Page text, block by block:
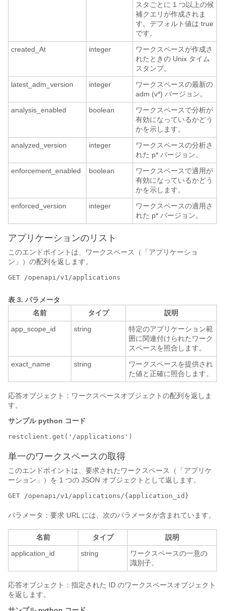
スタごとに 1 つ以上の候
補クエリが作成されま
す。デフォルト値は true
です。
created_At
integer
ワークスペースが作成さ
れたときの Unix タイム
スタンプ。
latest_adm_version
integer
ワークスペースの最新の
adm (v*) バージョン。
analysis_enabled
boolean
ワークスペースで分析が
有効になっているかどう
かを示します。
analyzed_version
integer
ワークスペースの分析さ
れた p* バージョン。
enforcement_enabled
boolean
ワークスペースで適用が
有効になっているかどう
かを示します。
enforced_version
integer
ワークスペースの適用さ
れた p* バージョン。
アプリケーションのリスト
このエンドポイントは、ワークスペース（「アプリケーショ
ン」）の配列を返します。
GET /openapi/v1/applications
表 3. パラメータ
名前
タイプ
説明
app_scope_id
string
特定のアプリケーション範
囲に関連付けられたワーク
スペースを照合します。
exact_name
string
ワークスペースを提供され
た値と正確に照合します。
応答オブジェクト：ワークスペースオブジェクトの配列を返しま
す。
サンプル python コード
restclient.get('/applications')
単一のワークスペースの取得
このエンドポイントは、要求されたワークスペース（「アプリケ
ーション」）を 1 つの JSON オブジェクトとして返します。
GET /openapi/v1/applications/{application_id}
パラメータ：要求 URL には、次のパラメータが含まれています。
名前 タイプ
説明
application_id
string
ワークスペースの一意の
識別子。
応答オブジェクト：指定された ID のワークスペースオブジェクト
を返します。